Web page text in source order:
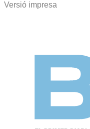
Versió impresa